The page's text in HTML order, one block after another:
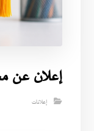
إعلان عن
إعلانات